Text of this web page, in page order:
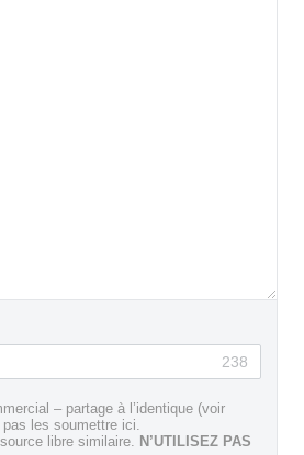
238
– partage à l’identique (voir
les soumettre ici.
libre similaire. N’UTILISEZ PAS